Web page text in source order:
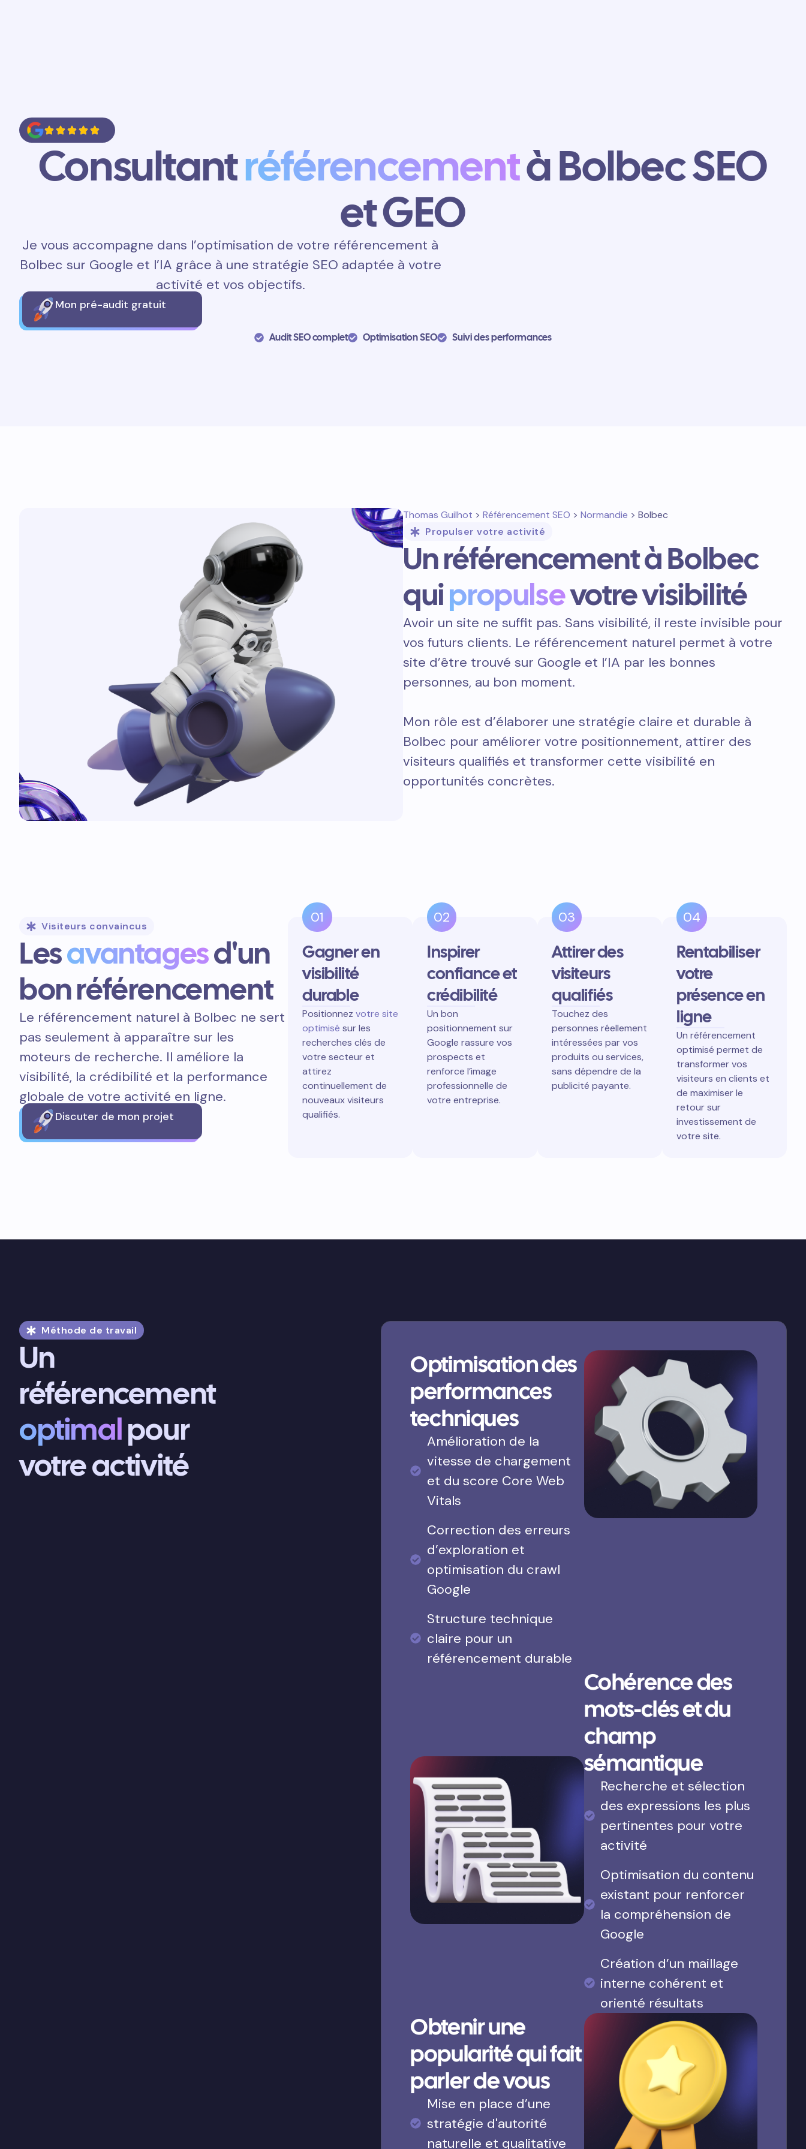
Consultantréférencementà Bolbec SEO
et GEO
Je vous accompagne dans l’optimisation de votre référencement à
Bolbec sur Google et l’IA grâce à une stratégie SEO adaptée à votre
activité et vos objectifs.
Mon pré-audit gratuit
Audit SEO complet Optimisation SEO Suivi des performances
Thomas Guilhot > Référencement SEO > Normandie > Bolbec
Propulser votre activité
Un référencement à Bolbec
quipropulsevotre visibilité
Avoir un site ne suffit pas. Sans visibilité, il reste invisible pour
vos futurs clients. Le référencement naturel permet à votre
site d’être trouvé sur Google et l’IA par les bonnes
personnes, au bon moment.
Mon rôle est d’élaborer une stratégie claire et durable à
Bolbec pour améliorer votre positionnement, attirer des
visiteurs qualifiés et transformer cette visibilité en
opportunités concrètes.
Visiteurs convaincus
Lesavantagesd'un
bon référencement
Le référencement naturel à Bolbec ne sert
pas seulement à apparaître sur les
moteurs de recherche. Il améliore la
visibilité, la crédibilité et la performance
globale de votre activité en ligne.
Discuter de mon projet
01
Gagner en
visibilité
durable
Positionnez votre site
optimisé sur les
recherches clés de
votre secteur et
attirez
continuellement de
nouveaux visiteurs
qualifiés.
02
Inspirer
confiance et
crédibilité
Un bon
positionnement sur
Google rassure vos
prospects et
renforce l’image
professionnelle de
votre entreprise.
03
Attirer des
visiteurs
qualifiés
Touchez des
personnes réellement
intéressées par vos
produits ou services,
sans dépendre de la
publicité payante.
04
Rentabiliser
votre
présence en
ligne
Un référencement
optimisé permet de
transformer vos
visiteurs en clients et
de maximiser le
retour sur
investissement de
votre site.
Méthode de travail
Un
référencement
optimalpour
votre activité
Optimisation des
performances
techniques
Amélioration de la
vitesse de chargement
et du score Core Web
Vitals
Correction des erreurs
d’exploration et
optimisation du crawl
Google
Structure technique
claire pour un
référencement durable
Cohérence des
mots-clés et du
champ
sémantique
Recherche et sélection
des expressions les plus
pertinentes pour votre
activité
Optimisation du contenu
existant pour renforcer
la compréhension de
Google
Création d’un maillage
interne cohérent et
orienté résultats
Obtenir une
popularité qui fait
parler de vous
Mise en place d’une
stratégie d'autorité
naturelle et qualitative